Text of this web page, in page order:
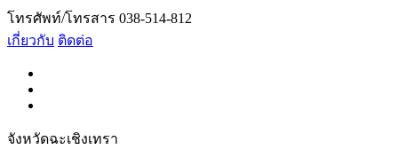
โทรศัพท์/โทรสาร 038-514-812
เกี่ยวกับ ติดต่อ
จังหวัดฉะเชิงเทรา